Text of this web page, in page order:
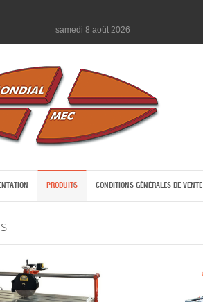
samedi 8 août 2026
PRODUITS CONDITIONS GÉNÉRALES DE VENTE